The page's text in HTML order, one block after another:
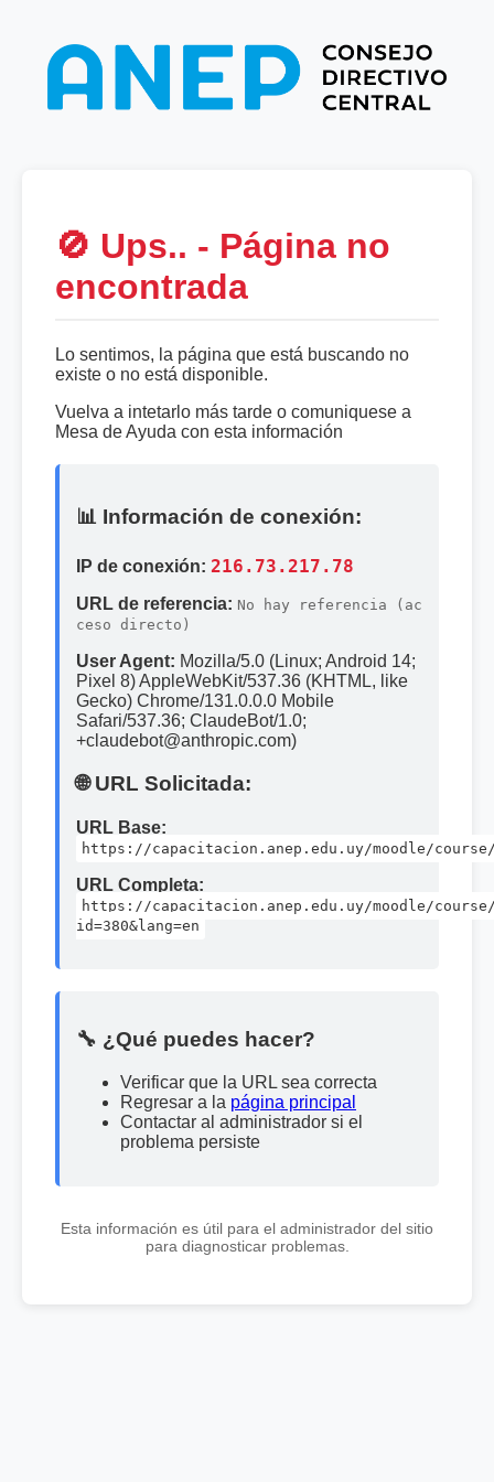
🚫 Ups.. - Página no
encontrada
Lo sentimos, la página que está buscando no
existe o no está disponible.
Vuelva a intetarlo más tarde o comuniquese a
Mesa de Ayuda con esta información
📊 Información de conexión:
IP de conexión: 216.73.217.78
URL de referencia: No hay referencia (ac
ceso directo)
User Agent: Mozilla/5.0 (Linux; Android 14;
Pixel 8) AppleWebKit/537.36 (KHTML, like
Gecko) Chrome/131.0.0.0 Mobile
Safari/537.36; ClaudeBot/1.0;
+claudebot@anthropic.com)
🌐 URL Solicitada:
URL Base:
https://capacitacion.anep.edu.uy/moodle/
URL Completa:
https://capacitacion.anep.edu.uy/moodle/
id=380&lang=en
🔧 ¿Qué puedes hacer?
Verificar que la URL sea correcta
Regresar a la página principal
Contactar al administrador si el
problema persiste
Esta información es útil para el administrador del sitio
para diagnosticar problemas.